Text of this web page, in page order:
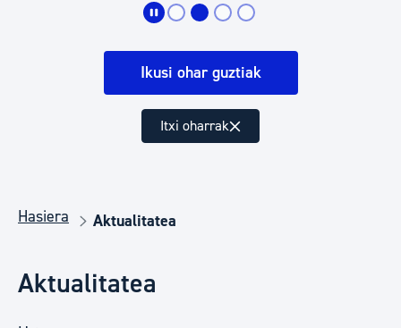
Ikusi ohar guztiak
Itxi oharrak
Hasiera Aktualitatea
Aktualitatea